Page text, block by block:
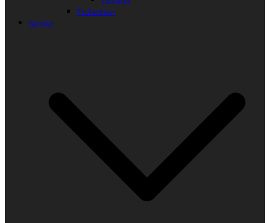
Tschechien
Familie